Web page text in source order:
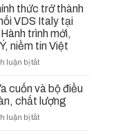
Nào
Cần
Thay
Ắc
Quy
Cho
Lưu
Điện
Cửa
thức trở thành
VDS Italy tại
trình mới,
niềm tin Việt
luận bị tắtở
Vim
chính
thức
trở
cuốn và bộ điều
chất lượng
luận bị tắtở